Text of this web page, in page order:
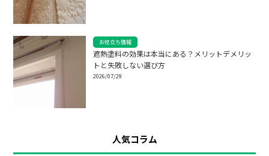
お役立ち情報
遮熱塗料の効果は本当にある？メリットデメリッ
トと失敗しない選び方
2026/07/29
人気コラム